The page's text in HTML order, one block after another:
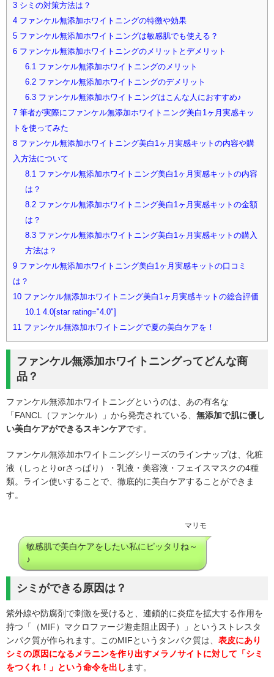
3 シミの対策方法は？
4 ファンケル無添加ホワイトニングの特徴や効果
5 ファンケル無添加ホワイトニングは敏感肌でも使える？
6 ファンケル無添加ホワイトニングのメリットとデメリット
6.1ファンケル無添加ホワイトニングのメリット
6.2ファンケル無添加ホワイトニングのデメリット
6.3ファンケル無添加ホワイトニングはこんな人におすすめ♪
7 筆者が実際にファンケル無添加ホワイトニング美白1ヶ月実感キッ
トを使ってみた
8 ファンケル無添加ホワイトニング美白1ヶ月実感キットの内容や購
入方法について
8.1ファンケル無添加ホワイトニング美白1ヶ月実感キットの内容
は？
8.2ファンケル無添加ホワイトニング美白1ヶ月実感キットの金額
は？
8.3ファンケル無添加ホワイトニング美白1ヶ月実感キットの購入
方法は？
9 ファンケル無添加ホワイトニング美白1ヶ月実感キットの口コミ
は？
10 ファンケル無添加ホワイトニング美白1ヶ月実感キットの総合評価
10.14.0[star rating="4.0"]
11 ファンケル無添加ホワイトニングで夏の美白ケアを！
ファンケル無添加ホワイトニングってどんな商
品？
ファンケル無添加ホワイトニングというのは、あの有名な
「FANCL（ファンケル）」から発売されている、 無添加で肌に優し
い美白ケアができるスキンケアです。
ファンケル無添加ホワイトニングシリーズのラインナップは、化粧
液（しっとりorさっぱり）・乳液・美容液・フェイスマスクの4種
類。ライン使いすることで、徹底的に美白ケアすることができま
す。
マリモ
敏感肌で美白ケアをしたい私にピッタリね～
♪
シミができる原因は？
紫外線や防腐剤で刺激を受けると、 連鎖的に炎症を拡大する作用を
持つ「（MIF）マクロファージ遊走阻止因子）」というストレスタ
ンパク質が作られます。 このMIFというタンパク質は、 表皮にあり
シミの原因になるメラニンを作り出すメラノサイトに対して「シミ
をつくれ！」という命令を出します。